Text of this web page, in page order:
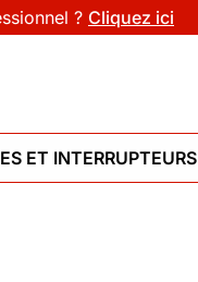
? Cliquez ici
ET INTERRUPTEURS